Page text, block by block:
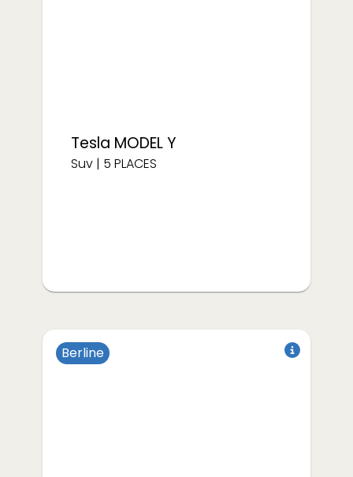
Tesla MODEL Y
Suv | 5 PLACES
Berline